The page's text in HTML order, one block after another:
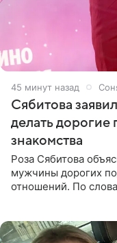
45 минут назад
Сябитова
делать дорогие
знакомства
Роза Сябитова
мужчины дорогих
отношений. По